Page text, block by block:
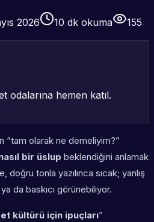
2026 10 dk okuma
155
odalarına hemen katıl.
“tam olarak ne demeliyim?”
bir üslup beklendiğini anlamak
doğru tonla yazılınca sıcak; yanlış
da baskıcı görünebiliyor.
kültürü için ipuçları”